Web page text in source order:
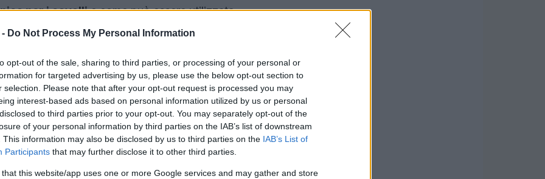
Do Not Process My Personal Information
opt-out of the sale, sharing to third parties, or processing of your personal or
for targeted advertising by us, please use the below opt-out section to
selection. Please note that after your opt-out request is processed you may
interest-based ads based on personal information utilized by us or personal
to third parties prior to your opt-out. You may separately opt-out of the
of your personal information by third parties on the IAB’s list of downstream
This information may also be disclosed by us to third parties on the IAB’s List of
Participants that may further disclose it to other third parties.
that this website/app uses one or more Google services and may gather and store
per i cavallie come può essere utilizzata